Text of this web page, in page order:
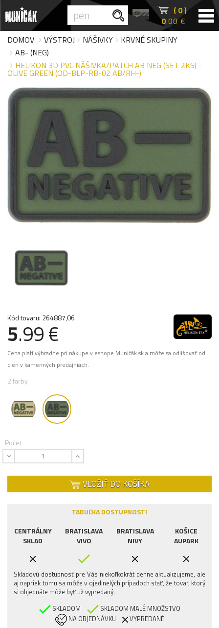
( 0 )
0.00 €
DOMOV
VÝSTROJ NÁŠIVKY
KRVNÉ SKUPINY
AB- (NEG)
HELIKON 3D PVC NÁŠIVKA/PATCH AB NEG (SET 2KS) -
OLIVE GREEN (OD-BLP-RB-02 AB/RH-)
Kód tovaru: 264887,06
5.99 €
Cena platí výhradne pri nákupe v eshope Muničák.sk a môže sa odlišovať od
cien v kamenných predajniach.
2 farby
Počet
VLOŽIŤ DO KOŠÍKA
TABUĽKA DOSTUPNOSTI
CENTRÁLNY
SKLAD
BRATISLAVA
VIVO
BRATISLAVA
NIVY
KOŠICE
AUPARK
Skladovú dostupnosť pre Vás niekoľkokrát denne aktualizujeme, ale
aj napriek tomu sa môže v ojedinelých prípadoch stať, že tovar, ktorý
si objednáte môže byť už vypredaný.
SKLADOM
SKLADOM MALÉ MNOŽSTVO
NA OBJEDNÁVKU
VYPREDANÉ